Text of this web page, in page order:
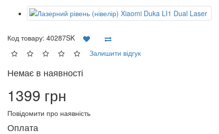
Код товару: 40287SK
Залишити відгук
Немає в наявності
1399 грн
Повідомити про наявність
Оплата